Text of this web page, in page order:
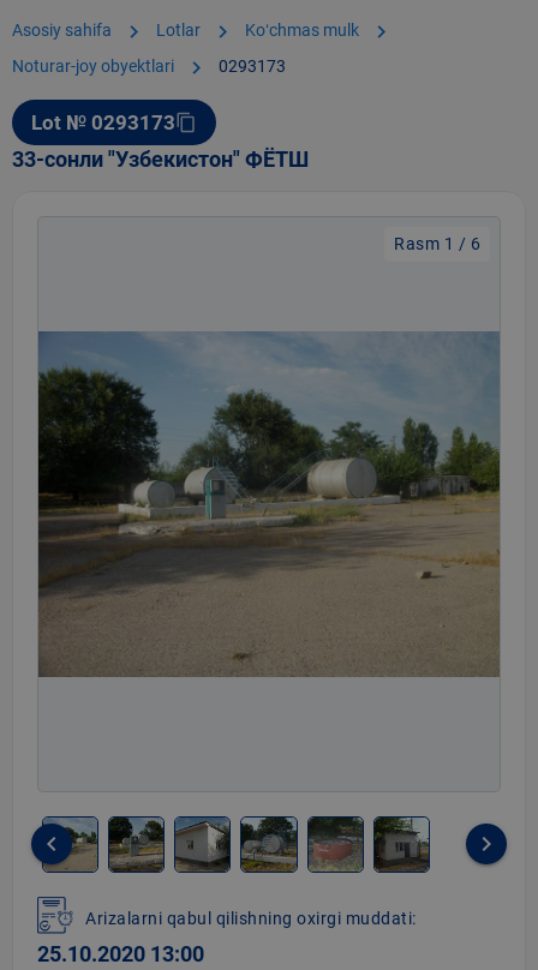
Asosiy sahifa chevron_right Lotlar chevron_right Koʻchmas mulk chevron_right
Noturar-joy obyektlari chevron_right 0293173
Lot № 0293173content_copy
33-сонли "Узбекистон" ФЁТШ
Rasm 1 / 6
1
of
6
keyboard_arrow_left keyboard_arrow_right
Arizalarni qabul qilishning oxirgi muddati:
25.10.2020 13:00